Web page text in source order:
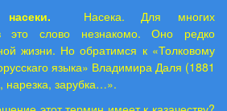
Насека. Для многих
это слово незнакомо. Оно редко
жизни. Но обратимся к «Толковому
языка» Владимира Даля (1881
нарезка, зарубка…».